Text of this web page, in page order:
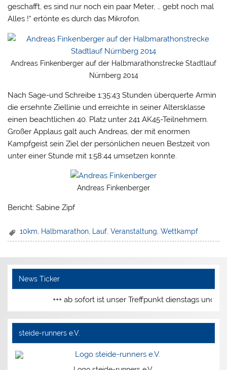
geschafft, es sind nur noch ein paar Meter, … gebt noch mal
Alles !“ ertönte es durch das Mikrofon.
Andreas Finkenberger auf der Halbmarathonstrecke Stadtlauf
Nürnberg 2014
Nach Sage-und Schreibe 1:35:43 Stunden überquerte Armin
die ersehnte Ziellinie und erreichte in seiner Altersklasse
einen beachtlichen 40. Platz unter 241 AK45-Teilnehmern.
Großer Applaus galt auch Andreas, der mit enormen
Kampfgeist sein Ziel der persönlichen neuen Bestzeit von
unter einer Stunde mit 1:58:44 umsetzen konnte.
Andreas Finkenberger
Bericht: Sabine Zipf
10km, Halbmarathon, Lauf,Veranstaltung,Wettkampf
News Ticker
+++ ab sofort ist unser Treffpunkt dienstags und
steide-runners e.V.